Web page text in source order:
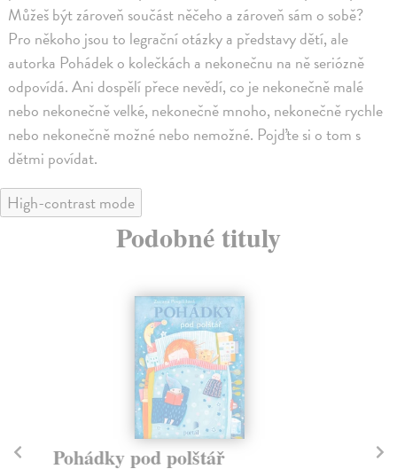
Můžeš být zároveň součást něčeho a zároveň sám o sobě?
Pro někoho jsou to legrační otázky a představy dětí, ale
autorka Pohádek o kolečkách a nekonečnu na ně seriózně
odpovídá. Ani dospělí přece nevědí, co je nekonečně malé
nebo nekonečně velké, nekonečně mnoho, nekonečně rychle
nebo nekonečně možné nebo nemožné. Pojďte si o tom s
dětmi povídat.
High-contrast mode
Podobné tituly
Pohádky pod polštář